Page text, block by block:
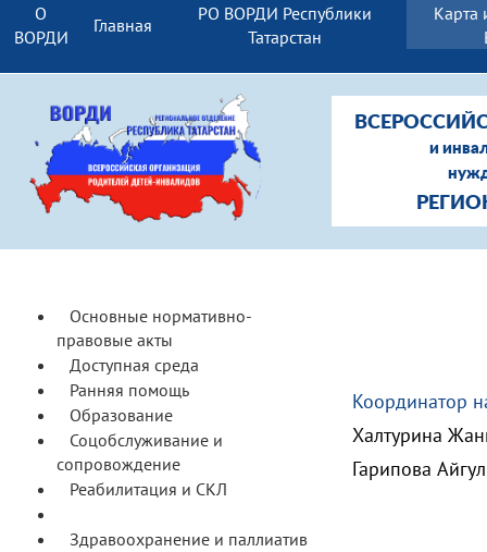
О
ВОРДИ
Главная
РО ВОРДИ Республики
Татарстан
Карта
и
Основные нормативно-
правовые акты
Доступная среда
Ранняя помощь
Образование
Соцобслуживание и
сопровождение
Реабилитация и СКЛ
Здравоохранение и паллиатив
Координатор
Халтурина
Гарипова